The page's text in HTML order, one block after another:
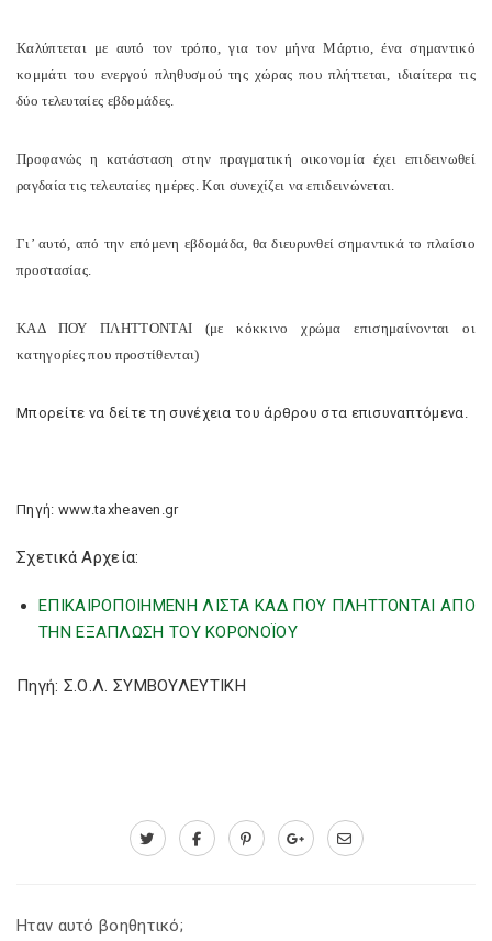
Καλύπτεται με αυτό τον τρόπο, για τον μήνα Μάρτιο, ένα σημαντικό
κομμάτι του ενεργού πληθυσμού της χώρας που πλήττεται, ιδιαίτερα τις
δύο τελευταίες εβδομάδες.
Προφανώς η κατάσταση στην πραγματική οικονομία έχει επιδεινωθεί
ραγδαία τις τελευταίες ημέρες. Και συνεχίζει να επιδεινώνεται.
Γι’ αυτό, από την επόμενη εβδομάδα, θα διευρυνθεί σημαντικά το πλαίσιο
προστασίας.
ΚΑΔ ΠΟΥ ΠΛΗΤΤΟΝΤΑΙ (με κόκκινο χρώμα επισημαίνονται οι
κατηγορίες που προστίθενται)
Μπορείτε να δείτε τη συνέχεια του άρθρου στα επισυναπτόμενα.
Πηγή: www.taxheaven.gr
Σχετικά Αρχεία:
ΕΠΙΚΑΙΡΟΠΟΙΗΜΕΝΗ ΛΙΣΤΑ ΚΑΔ ΠΟΥ ΠΛΗΤΤΟΝΤΑΙ ΑΠΟ
ΤΗΝ ΕΞΑΠΛΩΣΗ ΤΟΥ ΚΟΡΟΝΟΪΟΥ
Πηγή: Σ.Ο.Λ. ΣΥΜΒΟΥΛΕΥΤΙΚΗ
Ηταν αυτό βοηθητικό;